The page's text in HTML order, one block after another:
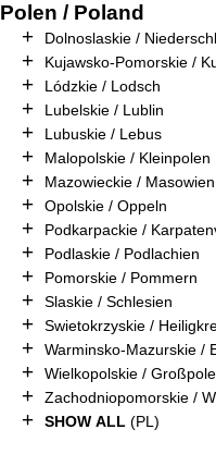
Polen / Poland
+
Dolnoslaskie /
+ Kujawsko-Pomorskie /
+ Lódzkie / Lodsch
+ Lubelskie / Lublin
+ Lubuskie / Lebus
+ Malopolskie / Kleinpolen
+ Mazowieckie / Masowien
+ Opolskie / Oppeln
+ Podkarpackie /
+ Podlaskie / Podlachien
+ Pomorskie / Pommern
+ Slaskie / Schlesien
+ Swietokrzyskie /
+ Warminsko-Mazurskie /
+ Wielkopolskie /
+ Zachodniopomorskie /
+ SHOW ALL (PL)